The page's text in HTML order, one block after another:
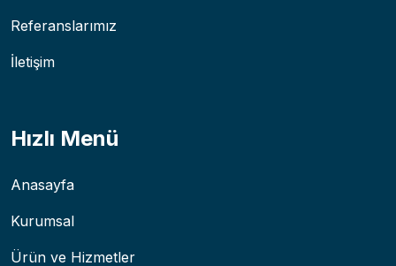
Referanslarımız
İletişim
Hızlı Menü
Anasayfa
Kurumsal
Ürün ve Hizmetler